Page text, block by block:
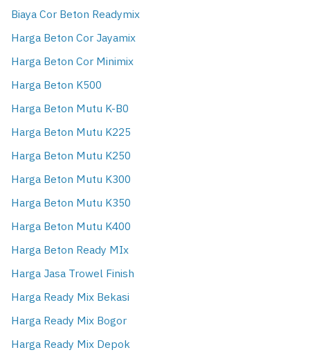
Biaya Cor Beton Readymix
Harga Beton Cor Jayamix
Harga Beton Cor Minimix
Harga Beton K500
Harga Beton Mutu K-B0
Harga Beton Mutu K225
Harga Beton Mutu K250
Harga Beton Mutu K300
Harga Beton Mutu K350
Harga Beton Mutu K400
Harga Beton Ready MIx
Harga Jasa Trowel Finish
Harga Ready Mix Bekasi
Harga Ready Mix Bogor
Harga Ready Mix Depok